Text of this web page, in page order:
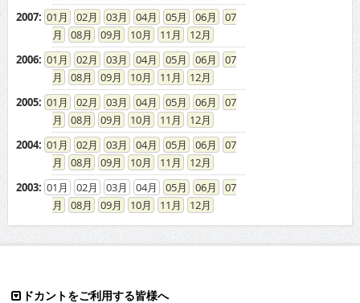
2007: 01 02 03 04 05 06
07
08
09 10 11
12
2006: 01 02 03 04 05 06
07
08
09 10 11
12
2005: 01 02 03 04 05 06
07
08
09 10 11
12
2004: 01 02 03 04 05 06
07
08
09 10 11
12
2003: 01 02 03 04 05 06
07
08
09 10 11 12
ドカントをご利用する皆様へ